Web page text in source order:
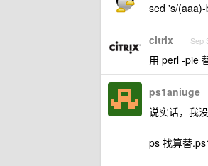
sed 's/
citrix Sep
用 perl -pie
ps1aniuge
说实话，我
ps 找算替